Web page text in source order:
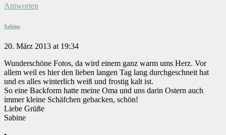
Antworten
Sabine
20. März 2013 at 19:34
Wunderschöne Fotos, da wird einem ganz warm ums Herz. Vor
allem weil es hier den lieben langen Tag lang durchgeschneit hat
und es alles winterlich weiß und frostig kalt ist.
So eine Backform hatte meine Oma und uns darin Ostern auch
immer kleine Schäfchen gebacken, schön!
Liebe Grüße
Sabine